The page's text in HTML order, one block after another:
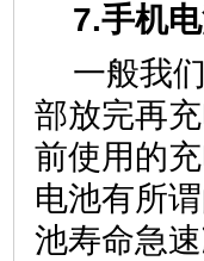
7.手机
一般我
部放完再
前使用的
电池有所
池寿命急